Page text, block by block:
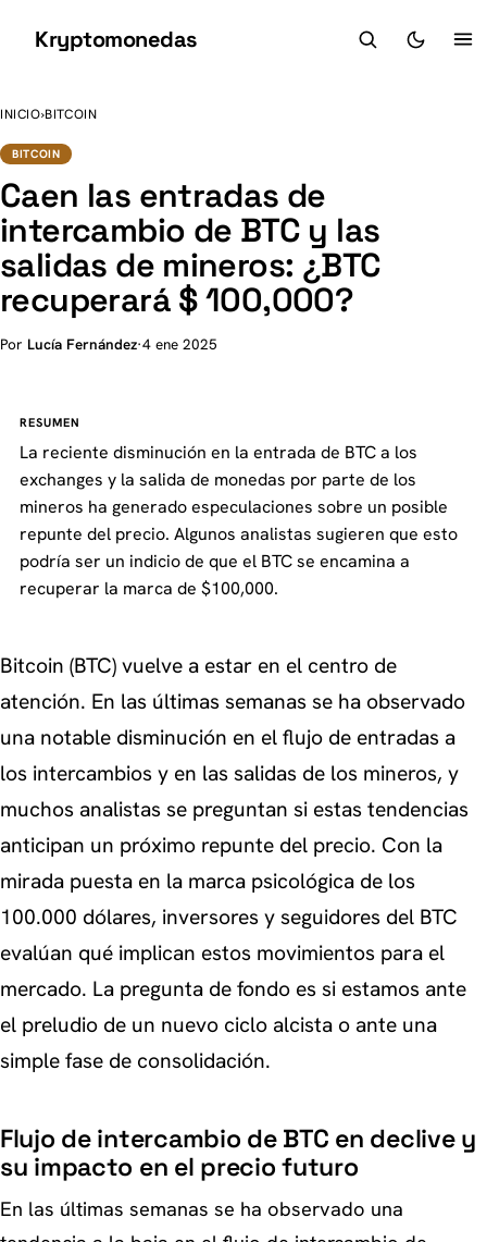
Kryptomonedas
INICIO›BITCOIN
BITCOIN
Caen las entradas de
intercambio de BTC y las
salidas de mineros: ¿BTC
recuperará $ 100,000?
Por Lucía Fernández·4 ene 2025
RESUMEN
La reciente disminución en la entrada de BTC a los
exchanges y la salida de monedas por parte de los
mineros ha generado especulaciones sobre un posible
repunte del precio. Algunos analistas sugieren que esto
podría ser un indicio de que el BTC se encamina a
recuperar la marca de $100,000.
Bitcoin (BTC) vuelve a estar en el centro de
atención. En las últimas semanas se ha observado
una notable disminución en el flujo de entradas a
los intercambios y en las salidas de los mineros, y
muchos analistas se preguntan si estas tendencias
anticipan un próximo repunte del precio. Con la
mirada puesta en la marca psicológica de los
100.000 dólares, inversores y seguidores del BTC
evalúan qué implican estos movimientos para el
mercado. La pregunta de fondo es si estamos ante
el preludio de un nuevo ciclo alcista o ante una
simple fase de consolidación.
Flujo de intercambio de BTC en declive y
su impacto en el precio futuro
En las últimas semanas se ha observado una